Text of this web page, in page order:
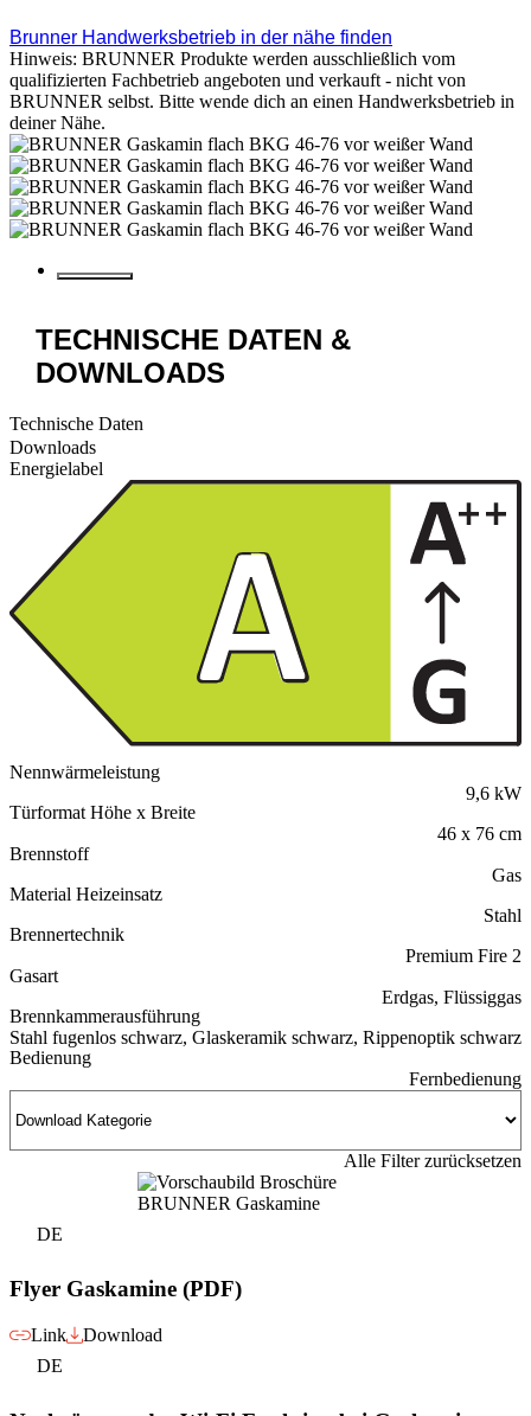
Brunner Handwerksbetrieb in der nähe finden
Hinweis: BRUNNER Produkte werden ausschließlich vom
qualifizierten Fachbetrieb angeboten und verkauft - nicht von
BRUNNER selbst. Bitte wende dich an einen Handwerksbetrieb in
deiner Nähe.
TECHNISCHE DATEN &
DOWNLOADS
Technische Daten
Downloads
Energielabel
Nennwärmeleistung
9,6 kW
Türformat Höhe x Breite
46 x 76 cm
Brennstoff
Gas
Material Heizeinsatz
Stahl
Brennertechnik
Premium Fire 2
Gasart
Erdgas, Flüssiggas
Brennkammerausführung
Stahl fugenlos schwarz, Glaskeramik schwarz, Rippenoptik schwarz
Bedienung
Fernbedienung
Alle Filter zurücksetzen
DE
Flyer Gaskamine (PDF)
Link
Download
DE